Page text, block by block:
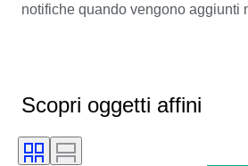
notifiche quando vengono aggiunti
Scopri oggetti affini